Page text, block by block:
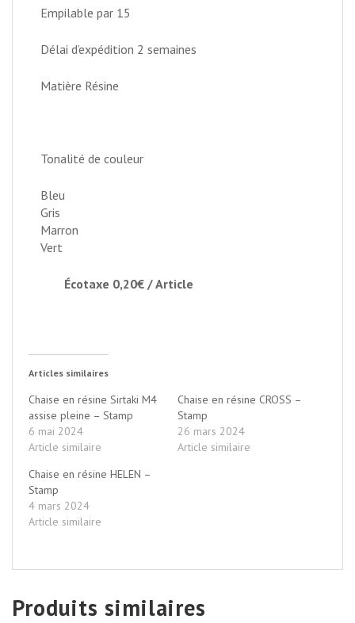
Empilable par 15
Délai d’expédition 2 semaines
Matière Résine
Tonalité de couleur
Bleu
Gris
Marron
Vert
Écotaxe 0,20€ / Article
Articles similaires
Chaise en résine Sirtaki M4
assise pleine – Stamp
6 mai 2024
Article similaire
Chaise en résine CROSS –
Stamp
26 mars 2024
Article similaire
Chaise en résine HELEN –
Stamp
4 mars 2024
Article similaire
Produits similaires